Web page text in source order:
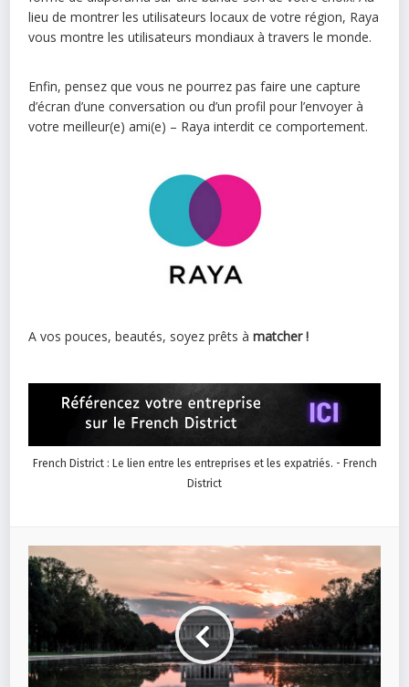
lieu de montrer les utilisateurs locaux de votre région, Raya
vous montre les utilisateurs mondiaux à travers le monde.
Enfin, pensez que vous ne pourrez pas faire une capture
d’écran d’une conversation ou d’un profil pour l’envoyer à
votre meilleur(e) ami(e) – Raya interdit ce comportement.
A vos pouces, beautés, soyez prêts àmatcher !
French District : Le lien entre les entreprises et les expatriés. - French
District